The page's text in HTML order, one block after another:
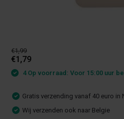
€1,99
€1,79
4 Op voorraad: Voor 15:00 uur
Gratis verzending vanaf 40 euro in
Wij verzenden ook naar Belgie